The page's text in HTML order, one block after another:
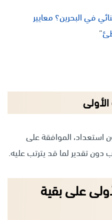
في البحرين؟ معايير
”
استعداد، الموافقة على
دون تقدير لما قد يترتب عليه.
على بقية